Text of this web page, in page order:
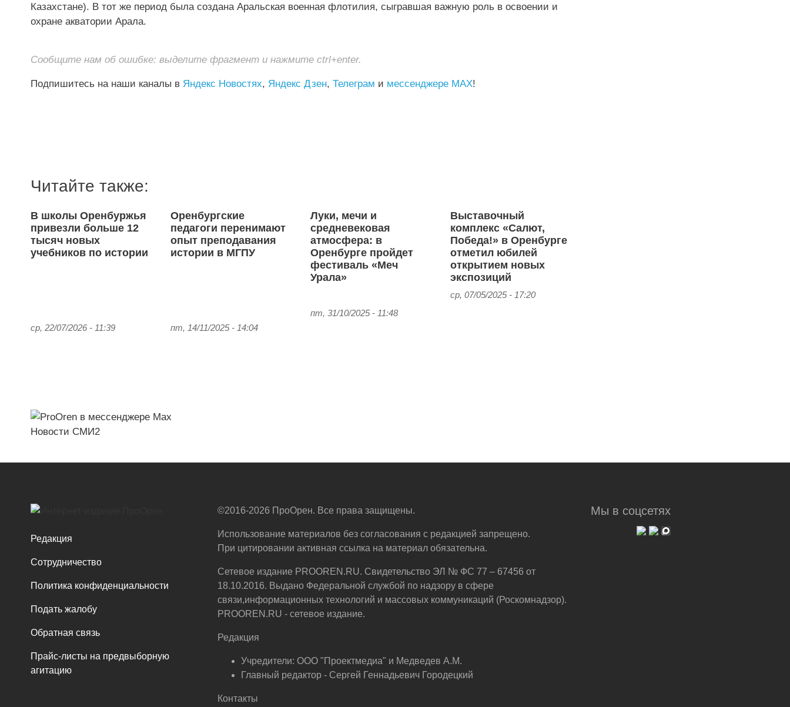
Казахстане). В тот же период была создана Аральская военная флотилия, сыгравшая важную роль в освоении и
охране акватории Арала.
Сообщите нам об ошибке: выделите фрагмент и нажмите ctrl+enter.
Подпишитесь на наши каналы в Яндекс Новостях, Яндекс Дзен, Телеграм и мессенджере MAX!
Читайте также:
В школы Оренбуржья
привезли больше 12
тысяч новых
учебников по истории
ср, 22/07/2026 - 11:39
Оренбургские
педагоги перенимают
опыт преподавания
истории в МГПУ
пт, 14/11/2025 - 14:04
Луки, мечи и
средневековая
атмосфера: в
Оренбурге пройдет
фестиваль «Меч
Урала»
пт, 31/10/2025 - 11:48
Выставочный
комплекс «Салют,
Победа!» в Оренбурге
отметил юбилей
открытием новых
экспозиций
ср, 07/05/2025 - 17:20
Новости СМИ2
Редакция
Сотрудничество
Политика конфиденциальности
Подать жалобу
Обратная связь
Прайс-листы на предвыборную
агитацию
Мы в соцсетях
©2016-2026 ПроОрен. Все права защищены.
Использование материалов без согласования с редакцией запрещено.
При цитировании активная ссылка на материал обязательна.
Сетевое издание PROOREN.RU. Свидетельство ЭЛ № ФС 77 – 67456 от
18.10.2016. Выдано Федеральной службой по надзору в сфере
связи,информационных технологий и массовых коммуникаций (Роскомнадзор).
PROOREN.RU - сетевое издание.
Редакция
Учредители: ООО "Проектмедиа" и Медведев А.М.
Главный редактор - Сергей Геннадьевич Городецкий
Контакты